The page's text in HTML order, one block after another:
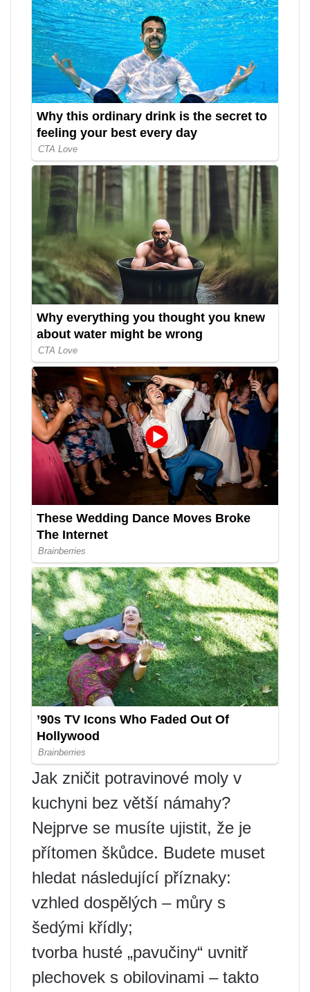
Jak zničit potravinové moly v
kuchyni bez větší námahy?
Nejprve se musíte ujistit, že je
přítomen škůdce. Budete muset
hledat následující příznaky:
vzhled dospělých – můry s
šedými křídly;
tvorba husté „pavučiny“ uvnitř
plechovek s obilovinami – takto